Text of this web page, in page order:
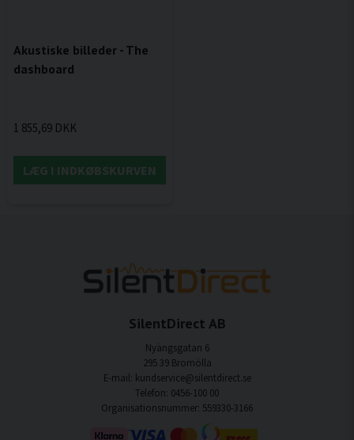
Akustiske billeder - The
dashboard
1 855,69 DKK
LÆG I INDKØBSKURVEN
SilentDirect AB
Nyängsgatan 6
295 39 Bromölla
E-mail: kundservice@silentdirect.se
Telefon: 0456-100 00
Organisationsnummer: 559330-3166